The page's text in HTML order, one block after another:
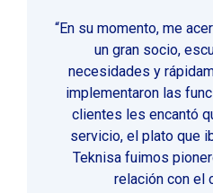
“En su momento, me
un gran socio,
necesidades y
implementaron las
clientes les encantó
servicio, el plato que
Teknisa fuimos
relación con el